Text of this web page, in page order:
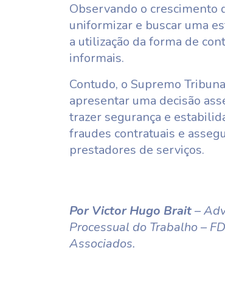
Observando o crescimento
uniformizar e buscar uma
a utilização da forma de
informais.
Contudo, o Supremo
apresentar uma decisão
trazer segurança e
fraudes contratuais e
prestadores de serviços.
Por Victor Hugo Brait–
Processual do Trabalho –
Associados.